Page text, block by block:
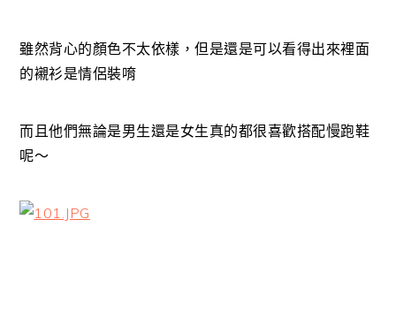
雖然背心的顏色不太依樣，但是還是可以看得出來裡面
的襯衫是情侶裝唷
而且他們無論是男生還是女生真的都很喜歡搭配慢跑鞋
呢～